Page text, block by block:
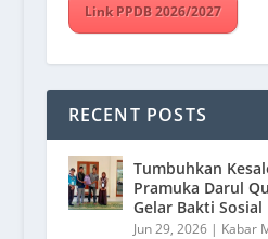
Link PPDB 2026/2027
RECENT POSTS
Tumbuhkan
Pramuka Darul
Gelar Bakti Sosial
Jun 29, 2026| Kabar